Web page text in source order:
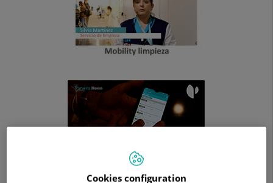
Cookies configuration